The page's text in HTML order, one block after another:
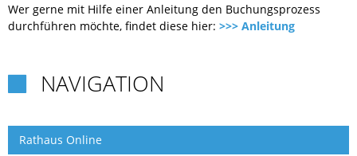
Wer gerne mit Hilfe einer Anleitung den Buchungsprozess
durchführen möchte, findet diese hier: >>> Anleitung
NAVIGATION
Rathaus Online